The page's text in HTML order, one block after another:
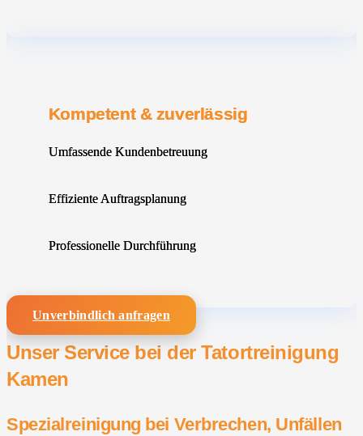
Kompetent & zuverlässig
Umfassende Kundenbetreuung
Effiziente Auftragsplanung
Professionelle Durchführung
Unverbindlich anfragen
Unser Service bei der Tatortreinigung
Kamen
Spezialreinigung bei Verbrechen, Unfällen